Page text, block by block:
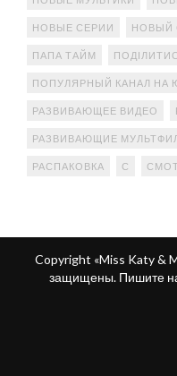
НОВЫЕ СЕРИИ НОВЫЙ
ПАПА ТАЙМ
ПОПУЛЯРНЫЙ КАНАЛ НА
РАЗВИВАЮЩЕЕ ВИДЕО
РАЗВИВАЮЩИЕ
РАСПАКОВКА С
Copyright «Miss Katy &
защищены. Пишите